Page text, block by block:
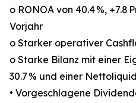
o RONOA von 40.4 %,
Vorjahr
o Starker operativer
o Starke Bilanz mit einer
30.7 % und einer
• Vorgeschlagene